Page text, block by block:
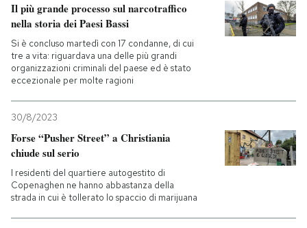
Il più grande processo sul narcotraffico
nella storia dei Paesi Bassi
Si è concluso martedì con 17 condanne, di cui
tre a vita: riguardava una delle più grandi
organizzazioni criminali del paese ed è stato
eccezionale per molte ragioni
30/8/2023
Forse “Pusher Street” a Christiania
chiude sul serio
I residenti del quartiere autogestito di
Copenaghen ne hanno abbastanza della
strada in cui è tollerato lo spaccio di marijuana